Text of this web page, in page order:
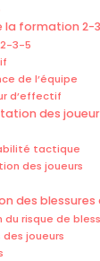
formation 2-
3-5
de l’équipe
d’effectif
des
tactique
des joueurs
des
risque de
joueurs